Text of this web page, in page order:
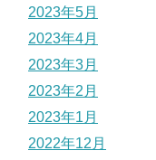
2023年5月
2023年4月
2023年3月
2023年2月
2023年1月
2022年12月